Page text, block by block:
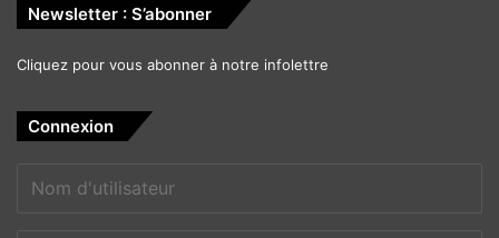
Newsletter : S’abonner
Cliquez pour vous abonner à notre infolettre
Connexion